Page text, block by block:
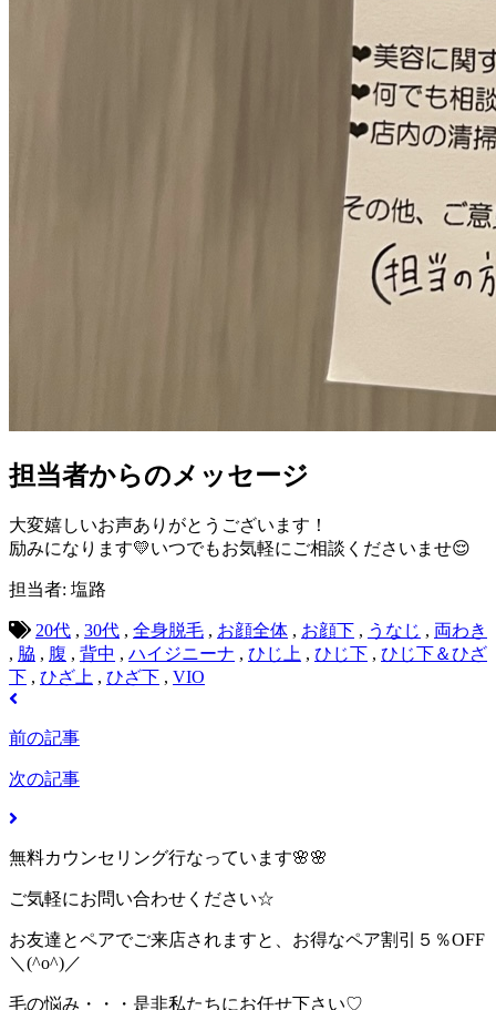
担当者からのメッセージ
大変嬉しいお声ありがとうございます！
励みになります💛いつでもお気軽にご相談くださいませ😌
担当者: 塩路
20代 , 30代 , 全身脱毛 , お顔全体 , お顔下 , うなじ , 両わき
, 脇 , 腹 , 背中 , ハイジニーナ , ひじ上 , ひじ下 , ひじ下＆ひざ
下 , ひざ上 , ひざ下 , VIO
前の記事
次の記事
無料カウンセリング行なっています🌸🌸
ご気軽にお問い合わせください☆
お友達とペアでご来店されますと、お得なペア割引５％OFF
＼(^o^)／
毛の悩み・・・是非私たちにお任せ下さい♡